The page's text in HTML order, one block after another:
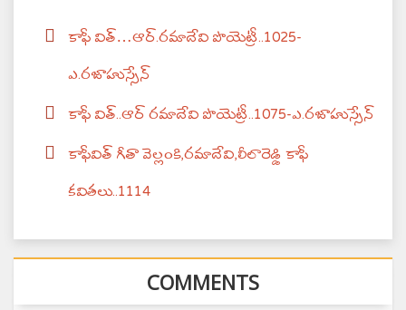
కాఫీ విత్…ఆర్.రమాదేవి పొయెట్రీ..1025-
ఎ.రజాహుస్సేన్
కాఫీ విత్..‌ఆర్ రమాదేవి పొయెట్రీ..1075-ఎ.రజాహుస్సేన్
కాఫీవిత్ గీతా వెల్లంకి,రమాదేవి,లీలారెడ్డి కాఫీ
కవితలు‌‌..1114
COMMENTS